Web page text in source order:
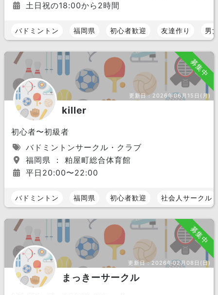
土日祝の18:00から2時間
バドミントン 福岡県 初心者歓迎 友達作り 男
募集中
更新日： 2026年06月15日(月)
killer
初心者〜初級者
バドミントンサークル・クラブ
福岡県 ： 粕屋町総合体育館
平日20:00〜22:00
バドミントン 福岡県 初心者歓迎 社会人サークル
募集中
更新日：2026年02月08日(日)
まっきーサークル